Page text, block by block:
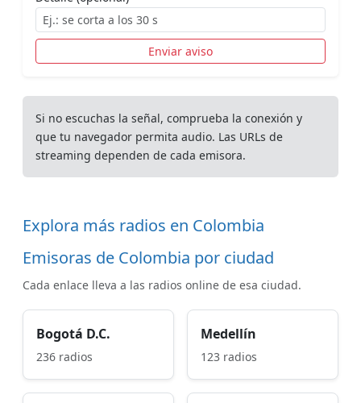
Enviar aviso
Si no escuchas la señal, comprueba la conexión y
que tu navegador permita audio. Las URLs de
streaming dependen de cada emisora.
Explora más radios en Colombia
Emisoras de Colombia por ciudad
Cada enlace lleva a las radios online de esa ciudad.
Bogotá D.C.
236 radios
Medellín
123 radios